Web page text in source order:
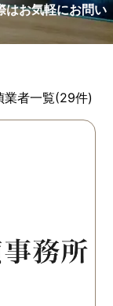
はお気軽にお問い
業者一覧(29件)